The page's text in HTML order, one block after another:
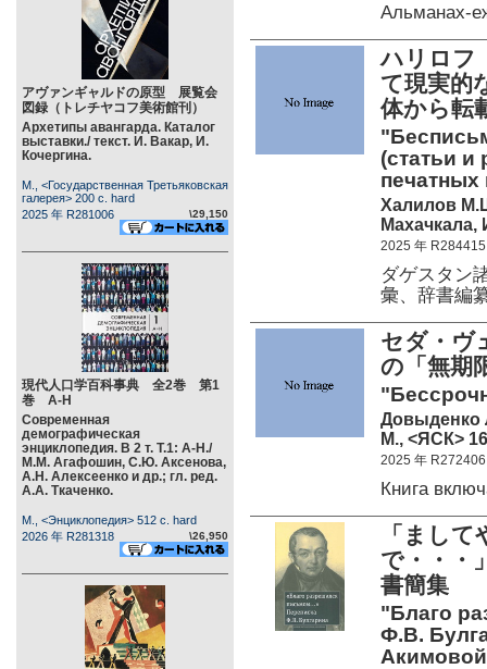
アヴァンギャルドの原型 展覧会
図録（トレチヤコフ美術館刊）
Архетипы авангарда. Каталог
выставки./ текст. И. Вакар, И.
Кочергина.
М., <Государственная Третьяковская
галерея> 200 c. hard
2025 年 R281006
\29,150
現代人口学百科事典 全2巻 第1
巻 А-Н
Современная
демографическая
энциклопедия. В 2 т. Т.1: А-Н./
М.М. Агафошин, С.Ю. Аксенова,
А.Н. Алексеенко и др.; гл. ред.
А.А. Ткаченко.
М., <Энциклопедия> 512 c. hard
2026 年 R281318
\26,950
Альманах-
ハリロフ
て現実的
体から転
(статьи и
печатных
Халилов
2025 年 R284415
ダゲスタン
彙、辞書編
セダ・ヴ
の「無
Довыденко
М., <ЯСК>
2025 年 R272406
Книга
「まし
で・・・
書簡集
"Благо
Ф.В.